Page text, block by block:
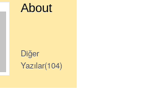
About
Diğer
Yazılar(104)